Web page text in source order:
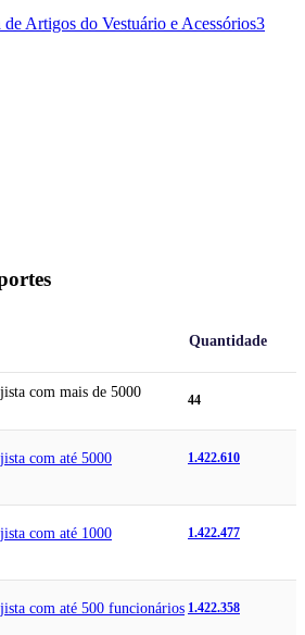
Artigos do Vestuário e Acessórios3
Quantidade
com mais de 5000
44
com até 5000
1.422.610
com até 1000
1.422.477
com até 500 funcionários 1.422.358